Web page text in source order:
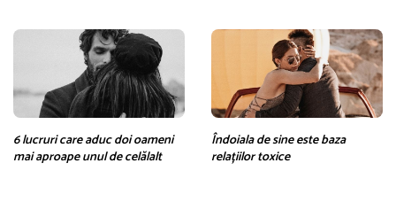
6 lucruri care aduc doi oameni
mai aproape unul de celălalt
Îndoiala de sine este baza
relațiilor toxice